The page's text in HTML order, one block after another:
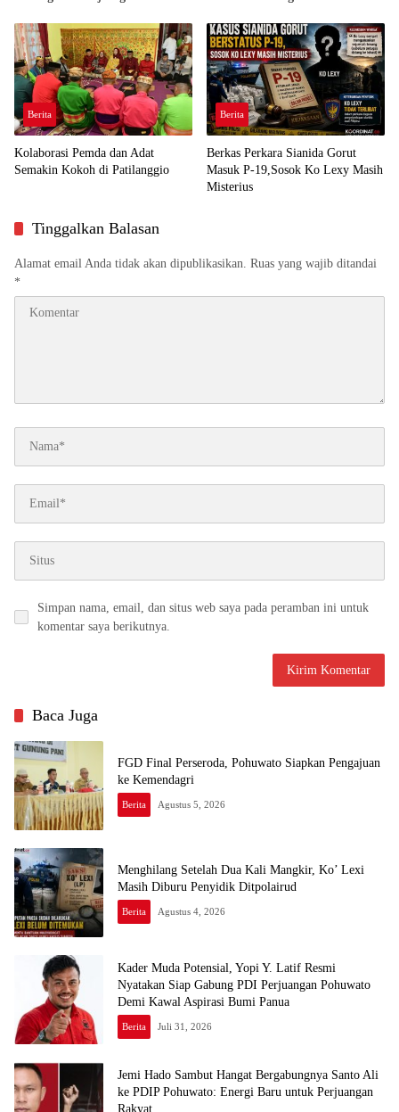
Berita
Kolaborasi Pemda dan Adat
Semakin Kokoh di Patilanggio
Berita
Berkas Perkara Sianida Gorut
Masuk P-19,Sosok Ko Lexy Masih
Misterius
Tinggalkan Balasan
Alamat email Anda tidak akan dipublikasikan. Ruas yang wajib ditandai
*
Simpan nama, email, dan situs web saya pada peramban ini untuk
komentar saya berikutnya.
Baca Juga
FGD Final Perseroda, Pohuwato Siapkan Pengajuan
ke Kemendagri
Berita Agustus 5, 2026
Menghilang Setelah Dua Kali Mangkir, Ko’ Lexi
Masih Diburu Penyidik Ditpolairud
Berita Agustus 4, 2026
Kader Muda Potensial, Yopi Y. Latif Resmi
Nyatakan Siap Gabung PDI Perjuangan Pohuwato
Demi Kawal Aspirasi Bumi Panua
Berita Juli 31, 2026
Jemi Hado Sambut Hangat Bergabungnya Santo Ali
ke PDIP Pohuwato: Energi Baru untuk Perjuangan
Rakyat